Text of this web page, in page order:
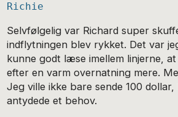
Richie
Selvfølgelig var Richard super
indflytningen blev rykket. Det var
kunne godt læse imellem linjerne,
efter en varm overnatning mere.
Jeg ville ikke bare sende 100
antydede et behov.